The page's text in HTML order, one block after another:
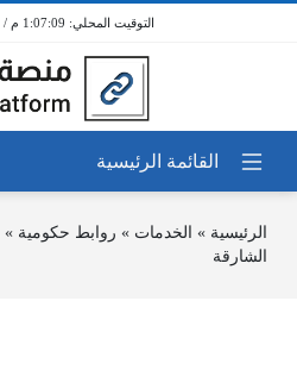
1:07:09 م / 8 أغسطس 2026
الرئيسية » الخدمات » روابط حكومية »
الشارقة